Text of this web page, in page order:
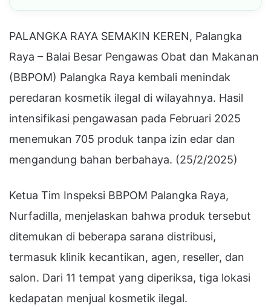
PALANGKA RAYA SEMAKIN KEREN, Palangka
Raya – Balai Besar Pengawas Obat dan Makanan
(BBPOM) Palangka Raya kembali menindak
peredaran kosmetik ilegal di wilayahnya. Hasil
intensifikasi pengawasan pada Februari 2025
menemukan 705 produk tanpa izin edar dan
mengandung bahan berbahaya. (25/2/2025)
Ketua Tim Inspeksi BBPOM Palangka Raya,
Nurfadilla, menjelaskan bahwa produk tersebut
ditemukan di beberapa sarana distribusi,
termasuk klinik kecantikan, agen, reseller, dan
salon. Dari 11 tempat yang diperiksa, tiga lokasi
kedapatan menjual kosmetik ilegal.